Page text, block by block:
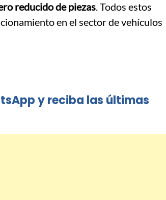
reducido de piezas. Todos estos
en el sector de vehículos
y reciba las últimas